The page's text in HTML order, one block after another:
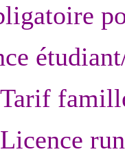
Tarif
Licence